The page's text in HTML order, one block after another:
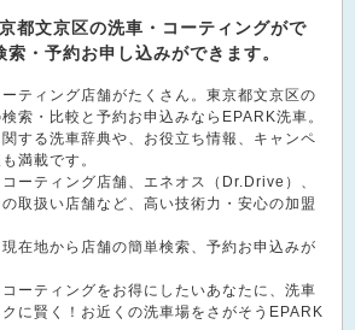
都文京区の洗車・コーティングがで
・予約お申し込みができます。
ティング店舗がたくさん。東京都文京区の
索・比較と予約お申込みならEPARK洗車。
する洗車辞典や、お役立ち情報、キャンペ
満載です。
ーティング店舗、エネオス（Dr.Drive）、
取扱い店舗など、高い技術力・安心の加盟
在地から店舗の簡単検索、予約お申込みが
ーティングをお得にしたいあなたに、洗車
に賢く！お近くの洗車場をさがそうEPARK